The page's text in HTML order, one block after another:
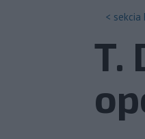
< sekcia
T.